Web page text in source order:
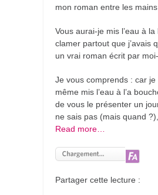
mon roman entre les mains
Vous aurai-je mis l’eau à
clamer partout que j’avais
un vrai roman écrit par
Je vous comprends : car je
même mis l’eau à l’a
de vous le présenter un
ne sais pas (mais quand
Read more…
Partager cette lecture :